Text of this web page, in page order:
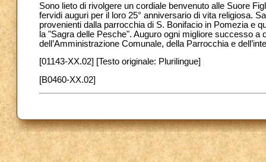
Sono lieto di rivolgere un cordiale benvenuto alle Suore
fervidi auguri per il loro 25° anniversario di vita religiosa.
provenienti dalla parrocchia di S. Bonifacio in Pomezia e
la "Sagra delle Pesche". Auguro ogni migliore successo
dell’Amministrazione Comunale, della Parrocchia e
[01143-XX.02] [Testo originale: Plurilingue]
[B0460-XX.02]